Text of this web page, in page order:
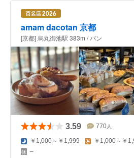
amam dacotan 京都
[京都] 烏丸御池駅 383m / パン
3.59 770 人
￥1,000～￥1,999 ￥1,000～￥
–